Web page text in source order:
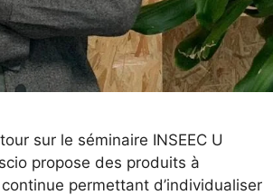
sur le séminaire INSEEC U
propose des produits à
permettant d’individualiser